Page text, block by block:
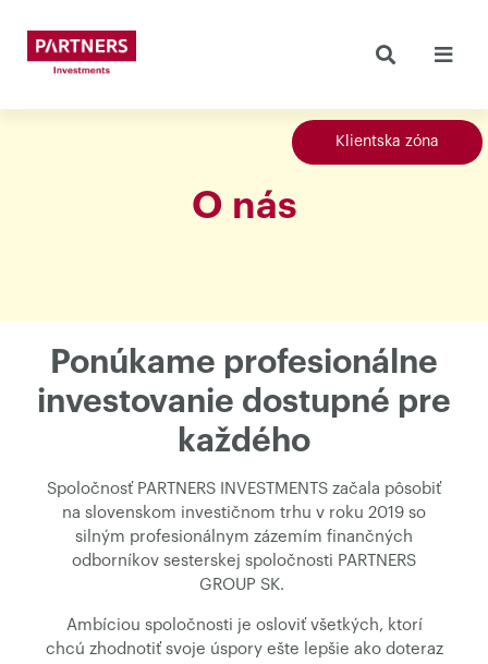
Klientska zóna
O nás
Ponúkame profesionálne
investovanie dostupné pre
každého
Spoločnosť PARTNERS INVESTMENTS začala pôsobiť
na slovenskom investičnom trhu v roku 2019 so
silným profesionálnym zázemím finančných
odborníkov sesterskej spoločnosti PARTNERS
GROUP SK.
Ambíciou spoločnosti je osloviť všetkých, ktorí
chcú zhodnotiť svoje úspory ešte lepšie ako doteraz